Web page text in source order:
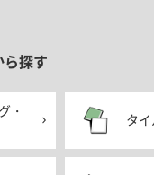
探す
・
タ